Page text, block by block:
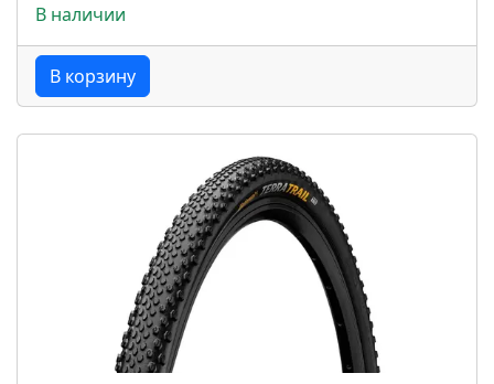
В наличии
В корзину